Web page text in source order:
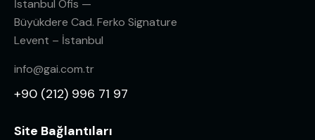
İstanbul Ofis —
Büyükdere Cad. Ferko Signature
Levent – İstanbul
info@gai.com.tr
+90 (212) 996 71 97
Site Bağlantıları